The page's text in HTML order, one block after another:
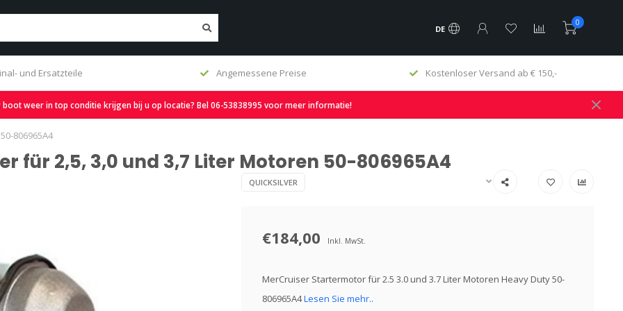
DE
0
und Ersatzteile Angemessene Preise Kostenloser Versand ab € 150,-
boot weer in top conditie krijgen bij u op locatie? Bel 06-53838995 voor meer informatie!
806965A4
für 2,5, 3,0 und 3,7 Liter Motoren 50-806965A4
QUICKSILVER
€184,00 Inkl. MwSt.
MerCruiser Startermotor für 2.5 3.0 und 3.7 Liter Motoren Heavy Duty 50-
806965A4Lesen Sie mehr..